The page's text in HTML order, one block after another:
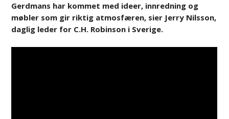
Gerdmans har kommet med ideer, innredning og
møbler som gir riktig atmosfæren, sier Jerry Nilsson,
daglig leder for C.H. Robinson i Sverige.